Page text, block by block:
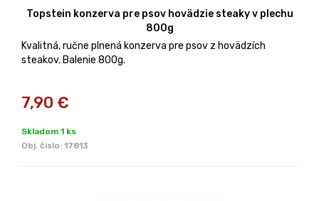
Topstein konzerva pre psov hovädzie steaky v plechu
800g
Kvalitná, ručne plnená konzerva pre psov z hovädzích
steakov. Balenie 800g.
7,90 €
Skladom 1 ks
Obj. čislo: 17813